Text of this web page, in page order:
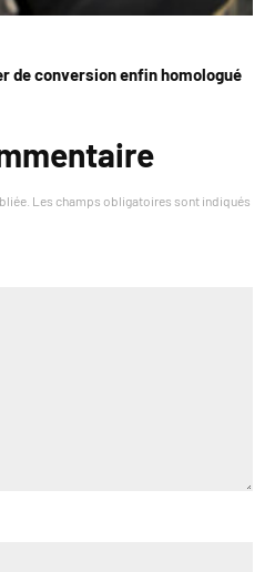
de conversion enfin homologué
Les champs obligatoires sont indiqués